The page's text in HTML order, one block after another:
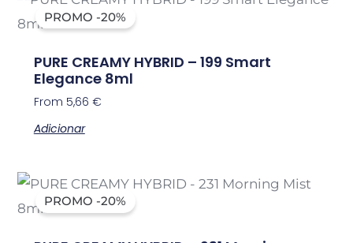
PROMO -20%
PURE CREAMY HYBRID – 199 Smart
Elegance 8ml
From 5,66 €
Adicionar
PROMO -20%